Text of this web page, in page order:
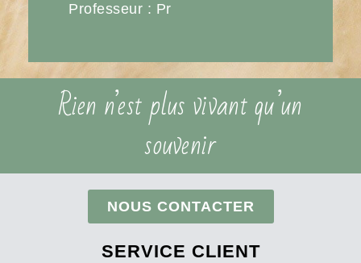
Professeur : Pr
Rien n’est plus vivant qu’un
souvenir
NOUS CONTACTER
SERVICE CLIENT